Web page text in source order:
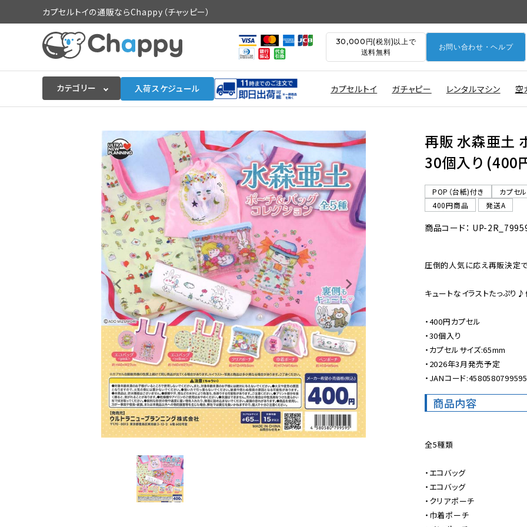
カプセルトイの通販ならChappy（チャッピー）
30,000円(税別)以上で
送料無料
お問い合わせ・ヘルプ
カテゴリー 入荷スケジュール カプセルトイ ガチャピー レンタルマシン 空
入荷スケジュールをチェック
カプセルトイマシン本体
販促用空カプセル
販促用カプセルトイ
よくあるご質問
ご利用ガイド
06-6282-7659
再販 水森亜土
30個入り (400
POP（台紙)付き
カプセ
400円商品
発送A
商品コード： UP-
圧倒的人気に応え再販決定で
キュートなイラストたっぷり
・400円カプセル
・30個入り
・カプセルサイズ:65mm
・2026年3月発売予定
・JANコード:4580580799595
商品内容
全5種類
・エコバッグ
・エコバッグ
・クリアポーチ
・巾着ポーチ